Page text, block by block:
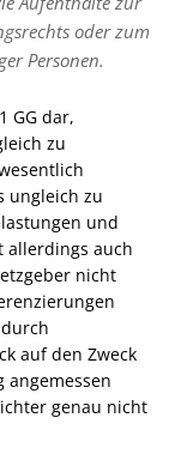
oder zum
Personen.
GG dar,
zu
ungleich zu
und
allerdings auch
nicht
auf den Zweck
angemessen
genau nicht